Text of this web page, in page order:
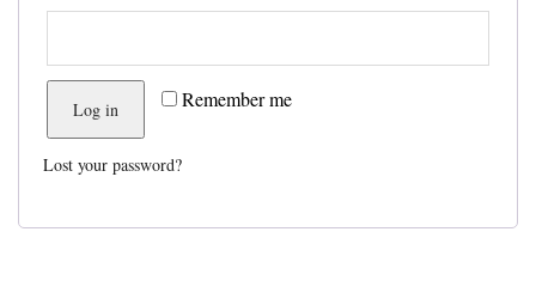
Remember me
Log in
Lost your password?